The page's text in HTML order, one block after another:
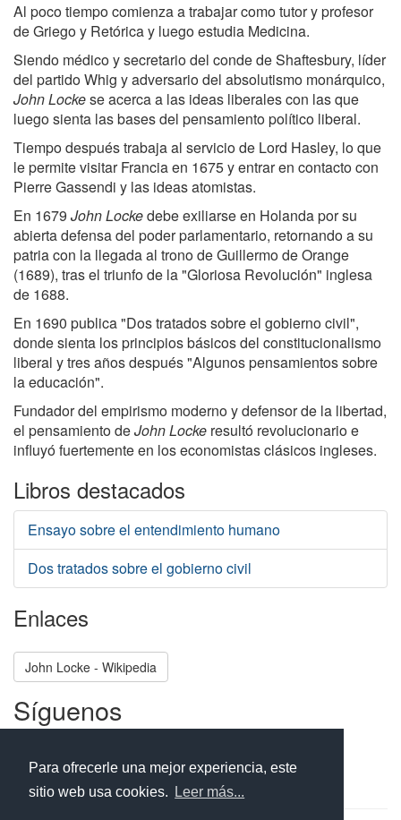
Para ofrecerle una mejor experiencia, este
sitio web usa cookies.
Leer más...
Al poco tiempo comienza a trabajar como tutor y profesor
de Griego y Retórica y luego estudia Medicina.
Siendo médico y secretario del conde de Shaftesbury, líder
del partido Whig y adversario del absolutismo monárquico,
John Lockese acerca a las ideas liberales con las que
luego sienta las bases del pensamiento político liberal.
Tiempo después trabaja al servicio de Lord Hasley, lo que
le permite visitar Francia en 1675 y entrar en contacto con
Pierre Gassendi y las ideas atomistas.
En 1679 John Lockedebe exiliarse en Holanda por su
abierta defensa del poder parlamentario, retornando a su
patria con la llegada al trono de Guillermo de Orange
(1689), tras el triunfo de la "Gloriosa Revolución" inglesa
de 1688.
En 1690 publica "Dos tratados sobre el gobierno civil",
donde sienta los principios básicos del constitucionalismo
liberal y tres años después "Algunos pensamientos sobre
la educación".
Fundador del empirismo moderno y defensor de la libertad,
el pensamiento deJohn Locke resultó revolucionario e
influyó fuertemente en los economistas clásicos ingleses.
Libros destacados
Ensayo sobre el entendimiento humano
Dos tratados sobre el gobierno civil
Enlaces
John Locke - Wikipedia
Síguenos